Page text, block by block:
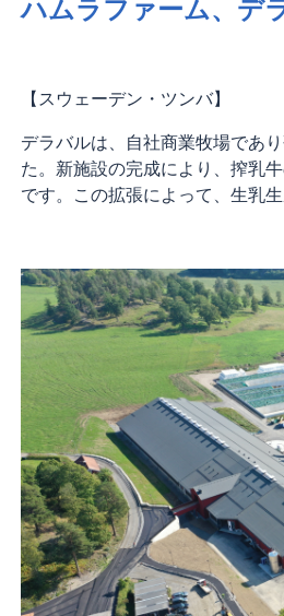
ハムラファーム、デ
【スウェーデン・ツンバ】
デラバルは、自社商業牧場であ
た。新施設の完成により、搾乳
です。この拡張によって、生乳